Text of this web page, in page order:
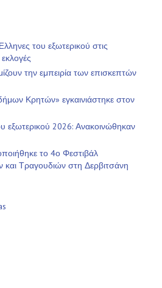
του εξωτερικού στις
την εμπειρία των επισκεπτών
Κρητών» εγκαινιάστηκε στον
εξωτερικού 2026: Ανακοινώθηκαν
το 4ο Φεστιβάλ
Τραγουδιών στη Δερβιτσάνη